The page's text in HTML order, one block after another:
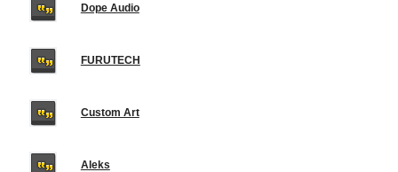
Dope Audio
FURUTECH
Custom Art
Aleks